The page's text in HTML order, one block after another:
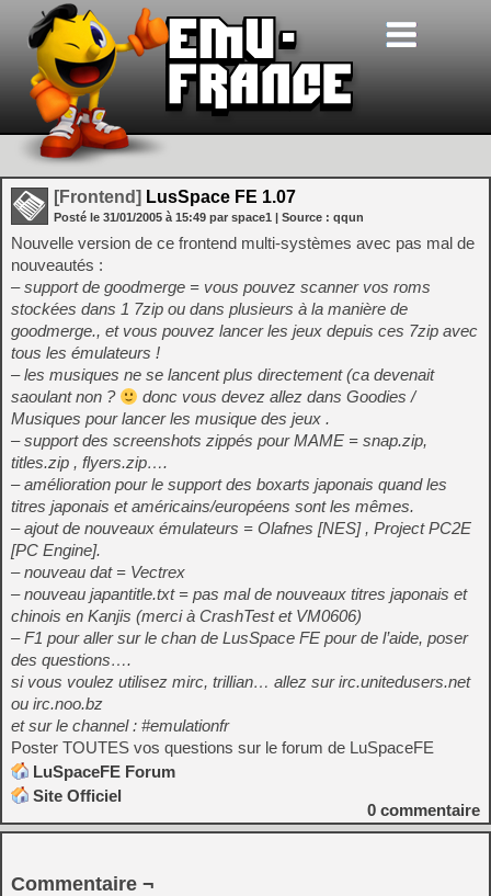
[Frontend] LusSpace FE 1.07
Posté le 31/01/2005 à 15:49 par space1 | Source : qqun
Nouvelle version de ce frontend multi-systèmes avec pas mal de
nouveautés :
– support de goodmerge = vous pouvez scanner vos roms
stockées dans 1 7zip ou dans plusieurs à la manière de
goodmerge., et vous pouvez lancer les jeux depuis ces 7zip avec
tous les émulateurs !
– les musiques ne se lancent plus directement (ca devenait
saoulant non ?
donc vous devez allez dans Goodies /
Musiques pour lancer les musique des jeux .
– support des screenshots zippés pour MAME = snap.zip,
titles.zip , flyers.zip….
– amélioration pour le support des boxarts japonais quand les
titres japonais et américains/européens sont les mêmes.
– ajout de nouveaux émulateurs = Olafnes [NES] , Project PC2E
[PC Engine].
– nouveau dat = Vectrex
– nouveau japantitle.txt = pas mal de nouveaux titres japonais et
chinois en Kanjis (merci à CrashTest et VM0606)
– F1 pour aller sur le chan de LusSpace FE pour de l’aide, poser
des questions….
si vous voulez utilisez mirc, trillian… allez sur irc.unitedusers.net
ou irc.noo.bz
et sur le channel : #emulationfr
Poster TOUTES vos questions sur le forum de LuSpaceFE
LuSpaceFE Forum
Site Officiel
0 commentaire
Commentaire ¬